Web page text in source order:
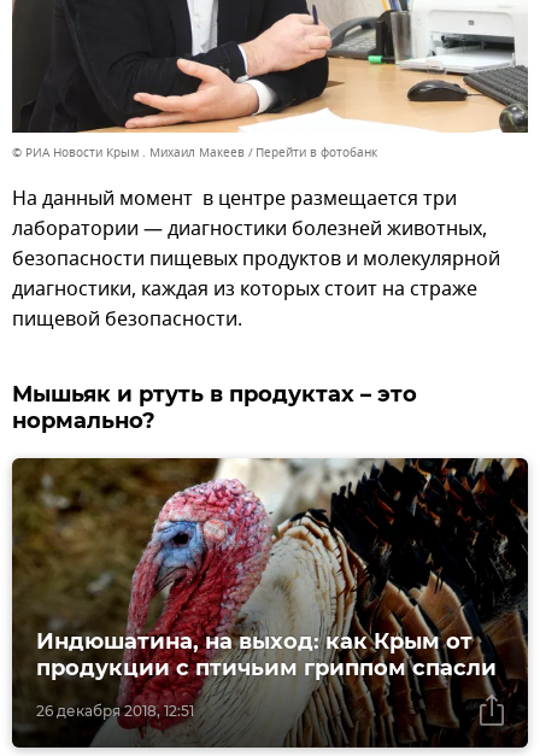
© РИА Новости Крым . Михаил Макеев Перейти в фотобанк
На данный момент в центре размещается три
лаборатории — диагностики болезней животных,
безопасности пищевых продуктов и молекулярной
диагностики, каждая из которых стоит на страже
пищевой безопасности.
Мышьяк и ртуть в продуктах – это
нормально?
26 декабря 2018, 12:51
Индюшатина, на выход: как Крым от
продукции с птичьим гриппом спасли